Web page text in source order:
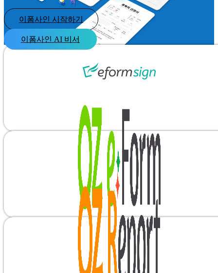
이폼사인 시작하기
이폼사인 AI 비서
자세히 알아보기
금융권 70%이상 구축 레퍼런스
서식 제작부터 데이터 연계, 웹/모바일에서 인쇄, 문서 작성, 데이
력·저장이 가능한 페이퍼리스 솔루션
자세히 알아보기
지원하는 프리미엄 리포팅 솔루션
자세히 알아보기